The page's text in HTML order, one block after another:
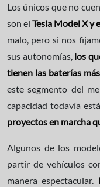
Los únicos que no
son el Tesla Model X y
malo, pero si nos
sus autonomías, los
tienen las baterías
este segmento del
capacidad todavía
proyectos en marcha
Algunos de los
partir de vehículos
manera espectacular.